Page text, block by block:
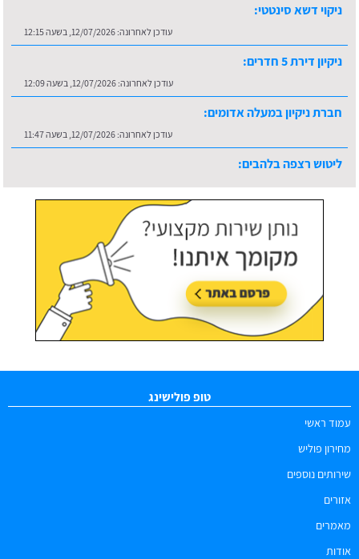
ניקוי דשא סינטטי:
עודכן לאחרונה: 12/07/2026, בשעה 12:15
ניקיון דירת 5 חדרים:
עודכן לאחרונה: 12/07/2026, בשעה 12:09
חברת ניקיון במעלה אדומים:
עודכן לאחרונה: 12/07/2026, בשעה 11:47
ליטוש רצפה בלהבים:
עודכן לאחרונה:16/07/2026, בשעה 10:36
טופ פולישינג
עמוד ראשי
מחירון פוליש
שירותים נוספים
אזורים
מאמרים
אודות